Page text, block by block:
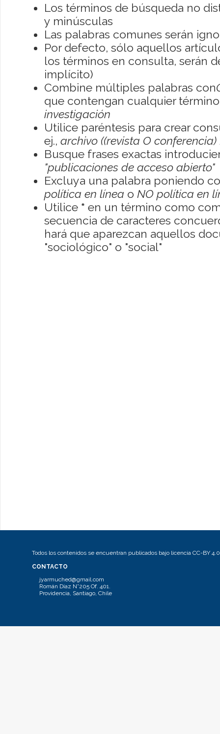
Los términos de búsqueda no
y minúsculas
Las palabras comunes serán
Por defecto, sólo aquellos
los términos en consulta, serán
implícito)
Combine múltiples palabras con
que contengan cualquier
investigación
Utilice paréntesis para crear
ej., archivo ((revista O conferencia)
Busque frases exactas
"publicaciones de acceso abierto"
Excluya una palabra poniendo
política en línea o NO política en
Utilice * en un término como
secuencia de caracteres
hará que aparezcan aquellos
"sociológico" o "social"
Todos los contenidos se encuentran publicados bajo licencia CC-BY 4.0
CONTACTO
jyarmuched@gmail.com
Román Díaz N°205 Of. 401.
Providencia, Santiago, Chile